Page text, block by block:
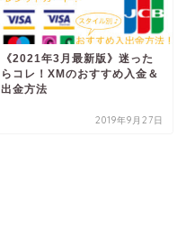
《2021年3月最新版》迷った
らコレ！XMのおすすめ入金＆
出金方法
2019年9月27日